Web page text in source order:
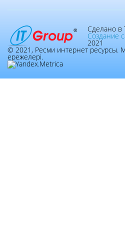
Сделано
Создание
2021
© 2021, Ресми интернет ресурсы.
ережелері.